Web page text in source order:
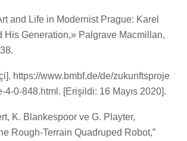
and Life in Modernist Prague: Karel
His Generation,» Palgrave Macmillan,
https://www.bmbf.de/de/zukunftsproje
4-0-848.html. [Erişildi: 16 Mayıs 2020].
K. Blankespoor ve G. Playter,
Rough-Terrain Quadruped Robot,”